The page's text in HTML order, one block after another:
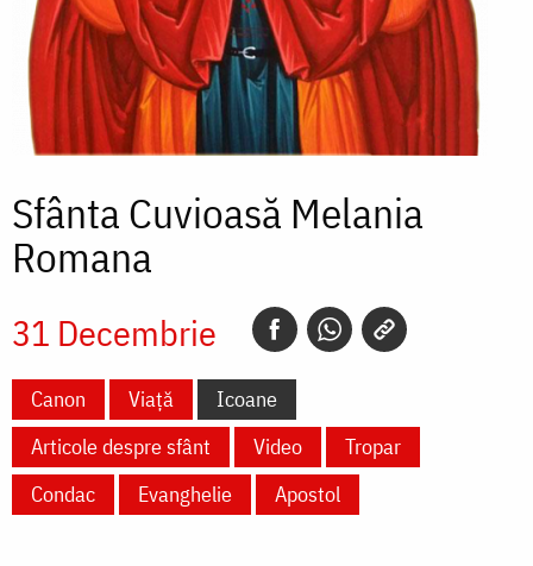
Sfânta Cuvioasă Melania
Romana
31 Decembrie
Canon Viață
Icoane
Articole despre sfânt
Video
Tropar
Condac
Evanghelie Apostol